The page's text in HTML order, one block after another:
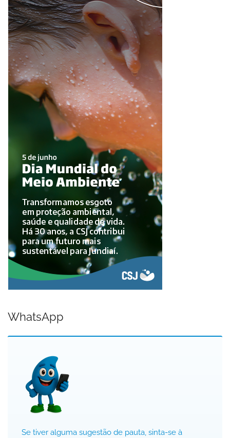
WhatsApp
Se tiver alguma sugestão de pauta, sinta-se à